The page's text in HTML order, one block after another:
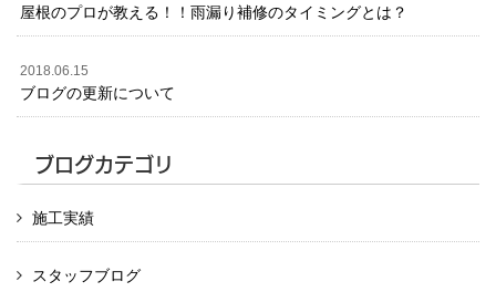
屋根のプロが教える！！雨漏り補修のタイミングとは？
2018.06.15
ブログの更新について
ブログカテゴリ
施工実績
スタッフブログ